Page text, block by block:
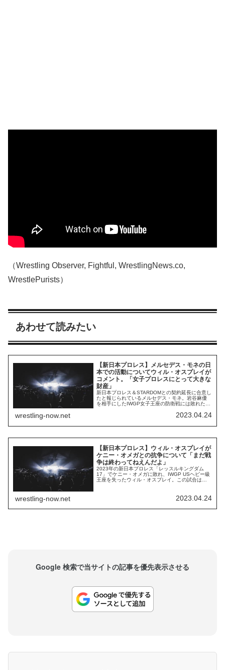
（Wrestling Observer, Fightful, WrestlingNews.co,
WrestlePurists）
あわせて読みたい
【新日本プロレス】メルセデス・モネの日
本での活動についてウィル・オスプレイが
コメント。「女子プロレスにとって大きな
財産」
新日本プロレス＆STARDOMとの契約延長に合意し
たと報じられているメルセデス・モネ。岩谷麻優
を相手にしたIWGP女子王座の防衛戦には敗れたも
契約更新が試合結果に直接的な影響を与えること
り自由な活動を始めるかもしれません。日本のプ
wrestling-now.net 2023.04.24
【新日本プロレス】ウィル・オスプレイが
ケニー・オメガとの抗争について「まだ戦
争は終わってねえんだよ」
2023年の新日本プロレス「レッスルキングダム
17」でケニー・オメガに敗れ、IWGP USヘビー級
王座を失ったウィル・オスプレイ。この試合は世
ストーリーに魅了された人は決して少なくありま
せん。2人の再選を望む声も当然あり、以前の報道
wrestling-now.net 2023.04.24
Google 検索で当サイトの記事を優先表示させる